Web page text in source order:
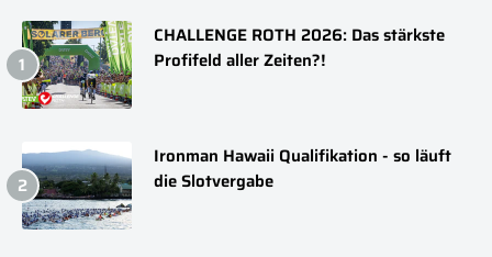
CHALLENGE ROTH 2026: Das stärkste
Profifeld aller Zeiten?!
Ironman Hawaii Qualifikation - so läuft
die Slotvergabe